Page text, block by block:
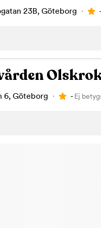
23B, Göteborg
6, Göteborg -Ej